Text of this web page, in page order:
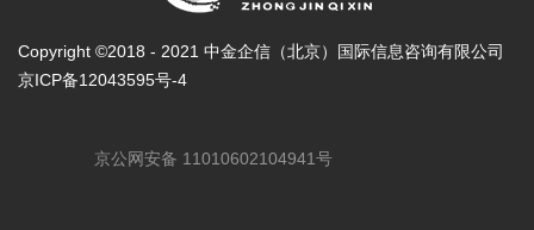
Copyright ©2018 - 2021 中金企信（北京）国际信息咨询有限公司
京ICP备12043595号-4
京公网安备 11010602104941号